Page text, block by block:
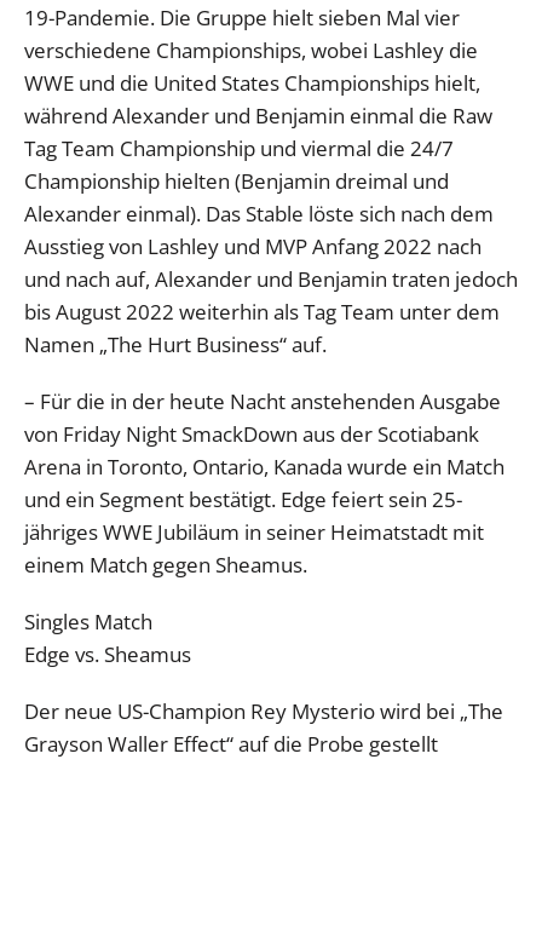
19-Pandemie. Die Gruppe hielt sieben Mal vier
verschiedene Championships, wobei Lashley die
WWE und die United States Championships hielt,
während Alexander und Benjamin einmal die Raw
Tag Team Championship und viermal die 24/7
Championship hielten (Benjamin dreimal und
Alexander einmal). Das Stable löste sich nach dem
Ausstieg von Lashley und MVP Anfang 2022 nach
und nach auf, Alexander und Benjamin traten jedoch
bis August 2022 weiterhin als Tag Team unter dem
Namen „The Hurt Business“ auf.
– Für die in der heute Nacht anstehenden Ausgabe
von Friday Night SmackDown aus der Scotiabank
Arena in Toronto, Ontario, Kanada wurde ein Match
und ein Segment bestätigt. Edge feiert sein 25-
jähriges WWE Jubiläum in seiner Heimatstadt mit
einem Match gegen Sheamus.
Singles Match
Edge vs. Sheamus
Der neue US-Champion Rey Mysterio wird bei „The
Grayson Waller Effect“ auf die Probe gestellt